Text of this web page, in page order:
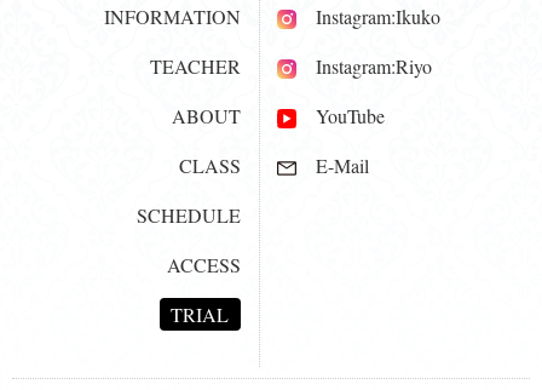
INFORMATION
TEACHER
ABOUT
CLASS
SCHEDULE
ACCESS
TRIAL
Instagram:Ikuko
Instagram:Riyo
YouTube
E-Mail